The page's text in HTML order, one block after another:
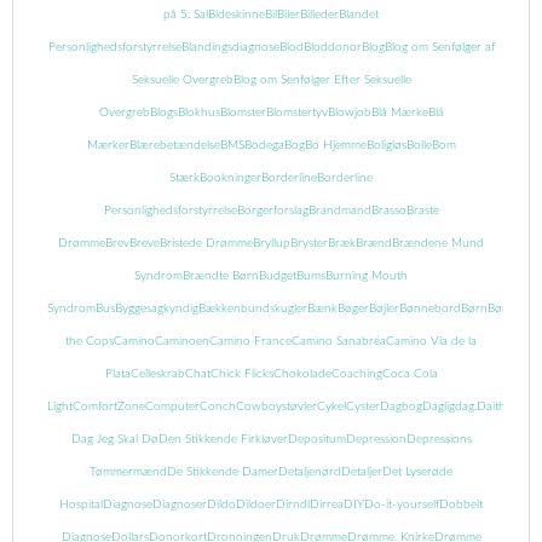
på 5. Sal BideskinneBil BilerBillederBlandet
PersonlighedsforstyrrelseBlandingsdiagnoseBlod BloddonorBlogBlog om Senfølger af
Seksuelle Overgreb Blog om Senfølger Efter Seksuelle
Overgreb BlogsBlokhusBlomsterBlomstertyvBlowjob Blå MærkeBlå
MærkerBlærebetændelseBMSBodega BogBo HjemmeBoligløsBolleBom
StærkBookningerBorderlineBorderline
PersonlighedsforstyrrelseBorgerforslagBrandmand Brasso Braste
DrømmeBrevBreveBristede DrømmeBryllup BrysterBrækBrænd Brændene Mund
SyndromBrændte Børn BudgetBumsBurning Mouth
SyndromBusByggesagkyndigBækkenbundskuglerBænkBøgerBøjlerBønnebord Børn Børnebog
the CopsCaminoCaminoenCamino FranceCamino SanabréaCamino Via de la
PlataCelleskrabChatChick FlicksChokoladeCoachingCoca Cola
LightComfortZoneComputerConchCowboystøvlerCykelCysterDagbogDagligdag.Daith
Dag Jeg Skal Dø Den Stikkende FirkløverDepositumDepression Depressions
Tømmermænd De Stikkende DamerDetaljenørd DetaljerDet Lyserøde
Hospital DiagnoseDiagnoserDildo DildoerDirndl Dirrea DIYDo-it-yourselfDobbelt
DiagnoseDollarsDonorkortDronningen DrukDrømmeDrømme. KnirkeDrømme